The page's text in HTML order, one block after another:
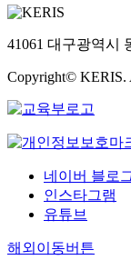
41061 대구광역시
Copyright© KERIS.
네이버 블로
인스타그램
유튜브
해외이동버튼